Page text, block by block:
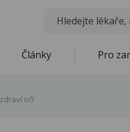
Články Pro
očí